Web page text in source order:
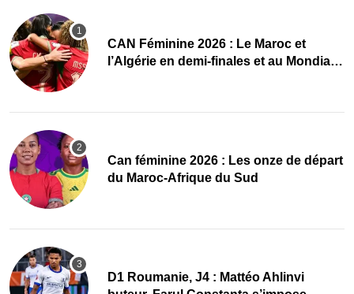
CAN Féminine 2026 : Le Maroc et
l’Algérie en demi-finales et au Mondial
‎Can féminine 2026 : Les onze de départ
du Maroc-Afrique du Sud
D1 Roumanie, J4 : Mattéo Ahlinvi